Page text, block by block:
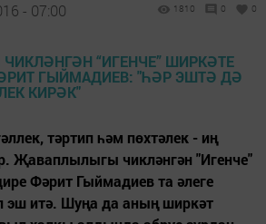
- 07:00 1810 0 0
тәртип һәм пөхтәлек - иң
Җаваплылыгы чикләнгән "Игенче"
Фәрит Гыймадиев та әлеге
эш итә. Шуңа да аның ширкәт